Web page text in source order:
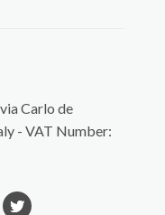
Carlo de
- VAT Number: